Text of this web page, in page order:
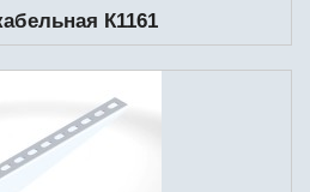
К1161